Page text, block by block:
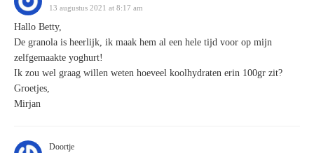
13 augustus 2021 at 8:17 am
Hallo Betty,
De granola is heerlijk, ik maak hem al een hele tijd voor op mijn
zelfgemaakte yoghurt!
Ik zou wel graag willen weten hoeveel koolhydraten erin 100gr zit?
Groetjes,
Mirjan
Doortje